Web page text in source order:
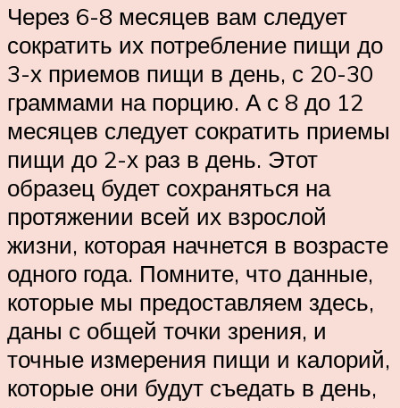
Через 6-8 месяцев вам следует
сократить их потребление пищи до
3-х приемов пищи в день, с 20-30
граммами на порцию. А с 8 до 12
месяцев следует сократить приемы
пищи до 2-х раз в день. Этот
образец будет сохраняться на
протяжении всей их взрослой
жизни, которая начнется в возрасте
одного года. Помните, что данные,
которые мы предоставляем здесь,
даны с общей точки зрения, и
точные измерения пищи и калорий,
которые они будут съедать в день,